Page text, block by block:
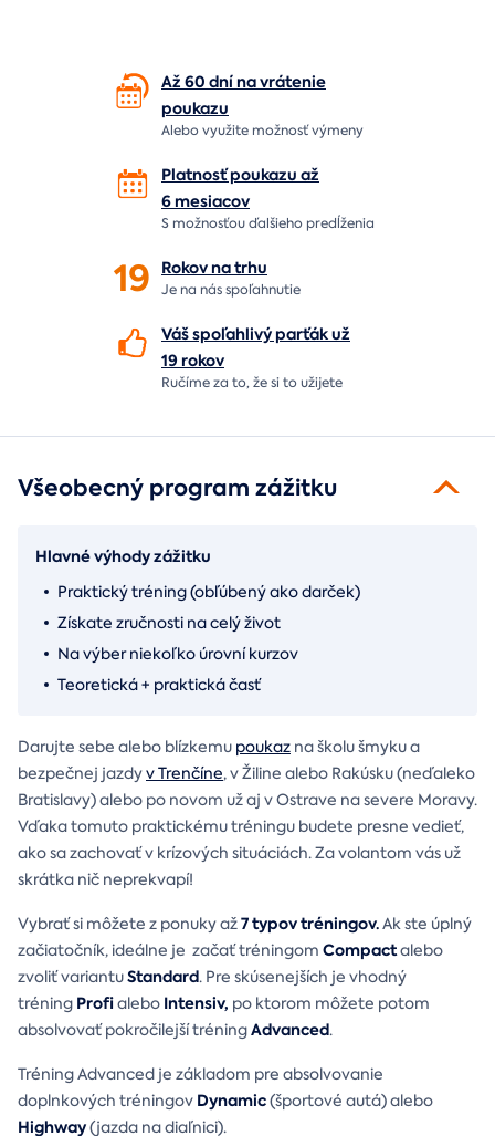
Až 60 dní na vrátenie
poukazu
Alebo využite možnosť výmeny
Platnosť poukazu až
6 mesiacov
S možnosťou ďalšieho predĺženia
19 Rokov natrhu
Je na násspoľahnutie
Váš spoľahlivý parťák už
19 rokov
Ručíme za to,že si to užijete
Všeobecný program zážitku
Hlavné výhody zážitku
Praktický tréning (obľúbený ako darček)
Získate zručnosti na celý život
Na výber niekoľko úrovní kurzov
Teoretická + praktická časť
Darujte sebe alebo blízkemu poukaz na školu šmyku a
bezpečnej jazdyv Trenčíne, v Žiline alebo Rakúsku (neďaleko
Bratislavy) alebo po novom už aj v Ostrave na severe Moravy.
Vďaka tomuto praktickému tréningu budete presne vedieť,
ako sa zachovať v krízových situáciách. Za volantom vás už
skrátka nič neprekvapí!
Vybrať si môžete z ponuky až7 typov tréningov.Ak ste úplný
začiatočník, ideálne je začať tréningom Compactalebo
zvoliť variantuStandard. Pre skúsenejších je vhodný
tréning Profialebo Intensiv, po ktorom môžete potom
absolvovať pokročilejší tréningAdvanced.
Tréning Advanced je základom pre absolvovanie
doplnkových tréningov Dynamic(športové autá) alebo
Highway(jazda na diaľnici).